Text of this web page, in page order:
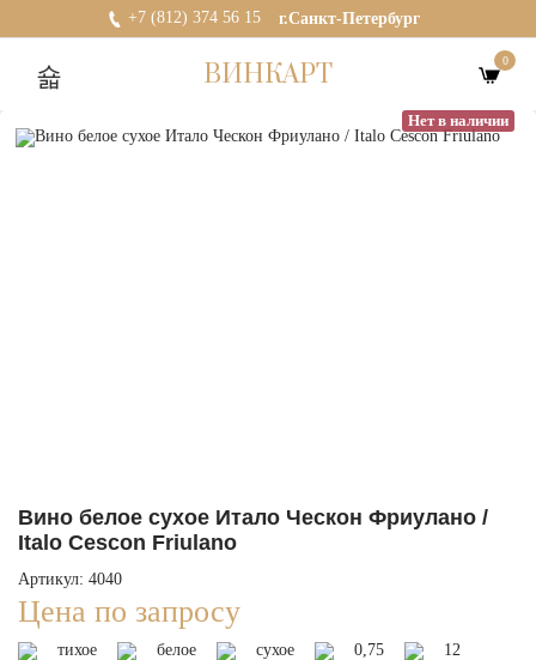
+7 (812) 374 56 15 г.Санкт-Петербург
ВИНКАРТ 0
Нет в наличии
Вино белое сухое Итало Ческон Фриулано /
Italo Cescon Friulano
Артикул: 4040
Цена по запросу
тихое белое сухое 0,75
12